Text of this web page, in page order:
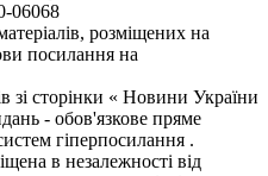
06068
розміщених на
посилання на
зі сторінки « Новини України
- обов'язкове пряме
гіперпосилання .
в незалежності від